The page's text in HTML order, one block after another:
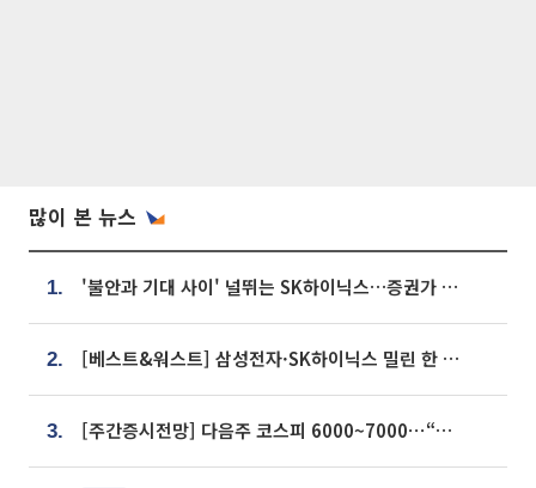
많이 본 뉴스
1. '불안과 기대 사이' 널뛰는 SK하이닉스…증권가 "HBM4·LTA 기반 펀터멘털 견고"
2. [베스트&워스트] 삼성전자·SK하이닉스 밀린 한 주…상상인증권은 85% 급등
3. [주간증시전망] 다음주 코스피 6000~7000⋯“外人 수급은 정책이 변수”